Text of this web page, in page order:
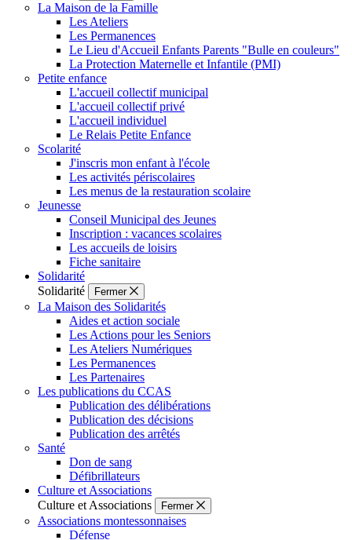
La Maison de la Famille
Les Ateliers
Les Permanences
Le Lieu d'Accueil Enfants Parents "Bulle en couleurs"
La Protection Maternelle et Infantile (PMI)
Petite enfance
L'accueil collectif municipal
L'accueil collectif privé
L'accueil individuel
Le Relais Petite Enfance
Scolarité
J'inscris mon enfant à l'école
Les activités périscolaires
Les menus de la restauration scolaire
Jeunesse
Conseil Municipal des Jeunes
Inscription : vacances scolaires
Les accueils de loisirs
Fiche sanitaire
Solidarité
Solidarité
Fermer
La Maison des Solidarités
Aides et action sociale
Les Actions pour les Seniors
Les Ateliers Numériques
Les Permanences
Les Partenaires
Les publications du CCAS
Publication des délibérations
Publication des décisions
Publication des arrêtés
Santé
Don de sang
Défibrillateurs
Culture et Associations
Culture et Associations
Fermer
Associations montessonnaises
Défense